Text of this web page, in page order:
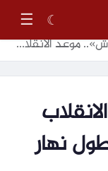
☾
☰
الصيفي 2026 وبداية أطول نهار في السنة
أطول نهار